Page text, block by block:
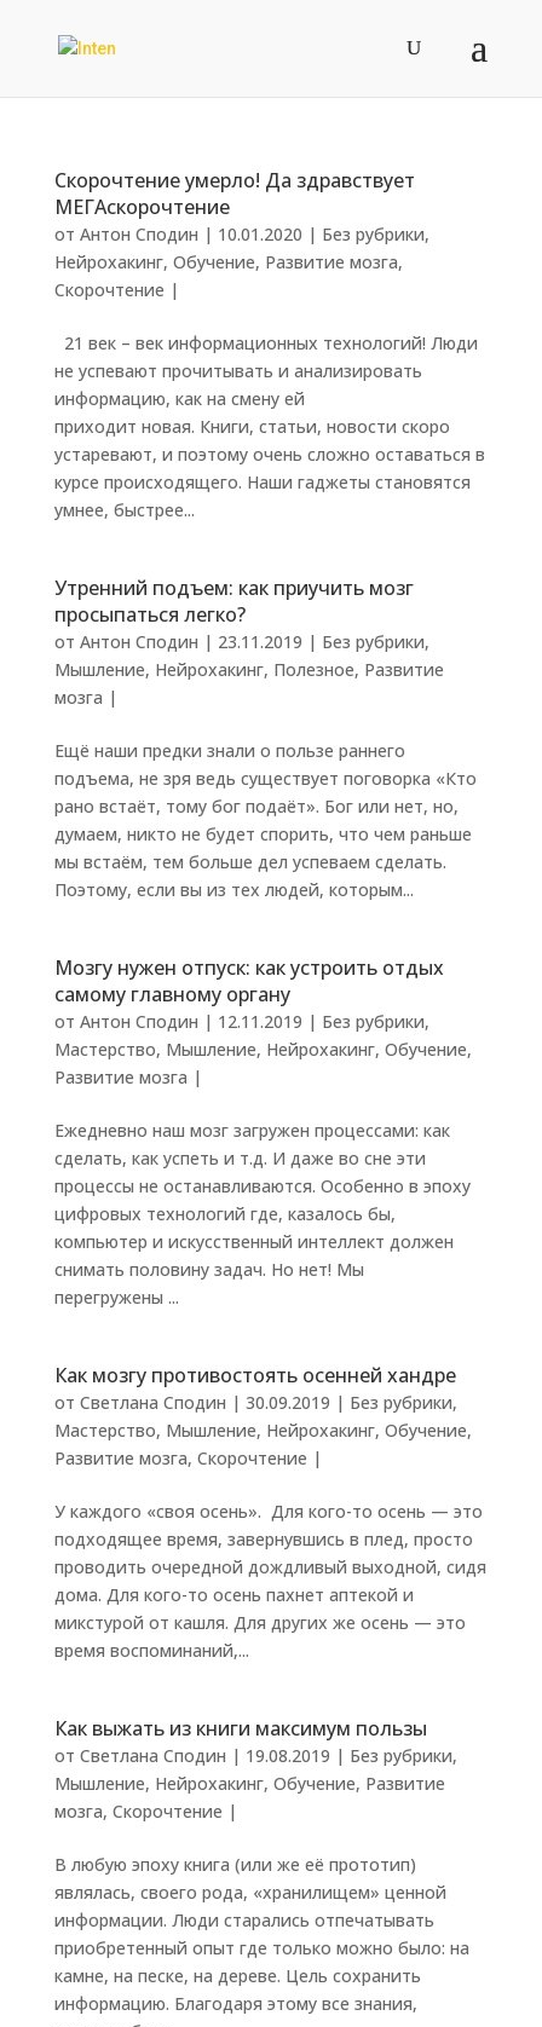
Скорочтение умерло! Да здравствует
МЕГАскорочтение
от Антон Сподин | 10.01.2020 | Без рубрики,
Нейрохакинг, Обучение, Развитие мозга,
Скорочтение |
21 век – век информационных технологий! Люди
не успевают прочитывать и анализировать
информацию, как на смену ей
приходит новая. Книги, статьи, новости скоро
устаревают, и поэтому очень сложно оставаться в
курсе происходящего. Наши гаджеты становятся
умнее, быстрее...
Утренний подъем: как приучить мозг
просыпаться легко?
от Антон Сподин | 23.11.2019 | Без рубрики,
Мышление, Нейрохакинг, Полезное, Развитие
мозга |
Ещё наши предки знали о пользе раннего
подъема, не зря ведь существует поговорка «Кто
рано встаёт, тому бог подаёт». Бог или нет, но,
думаем, никто не будет спорить, что чем раньше
мы встаём, тем больше дел успеваем сделать.
Поэтому, если вы из тех людей, которым...
Мозгу нужен отпуск: как устроить отдых
самому главному органу
от Антон Сподин | 12.11.2019 | Без рубрики,
Мастерство, Мышление, Нейрохакинг, Обучение,
Развитие мозга |
Ежедневно наш мозг загружен процессами: как
сделать, как успеть и т.д. И даже во сне эти
процессы не останавливаются. Особенно в эпоху
цифровых технологий где, казалось бы,
компьютер и искусственный интеллект должен
снимать половину задач. Но нет! Мы
перегружены ...
Как мозгу противостоять осенней хандре
от Светлана Сподин | 30.09.2019 | Без рубрики,
Мастерство, Мышление, Нейрохакинг, Обучение,
Развитие мозга, Скорочтение |
У каждого «своя осень». Для кого-то осень — это
подходящее время, завернувшись в плед, просто
проводить очередной дождливый выходной, сидя
дома. Для кого-то осень пахнет аптекой и
микстурой от кашля. Для других же осень — это
время воспоминаний,...
Как выжать из книги максимум пользы
от Светлана Сподин | 19.08.2019 | Без рубрики,
Мышление, Нейрохакинг, Обучение, Развитие
мозга, Скорочтение |
В любую эпоху книга (или же её прототип)
являлась, своего рода, «хранилищем» ценной
информации. Люди старались отпечатывать
приобретенный опыт где только можно было: на
камне, на песке, на дереве. Цель сохранить
информацию. Благодаря этому все знания,